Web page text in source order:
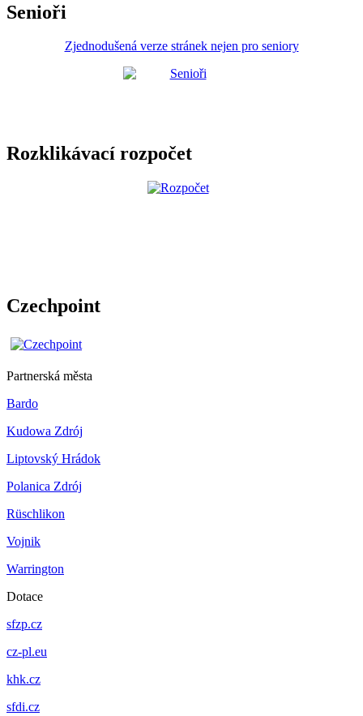
Senioři
Zjednodušená verze stránek nejen pro seniory
Rozklikávací rozpočet
Czechpoint
Partnerská města
Bardo
Kudowa Zdrój
Liptovský Hrádok
Polanica Zdrój
Rüschlikon
Vojnik
Warrington
Dotace
sfzp.cz
cz-pl.eu
khk.cz
sfdi.cz